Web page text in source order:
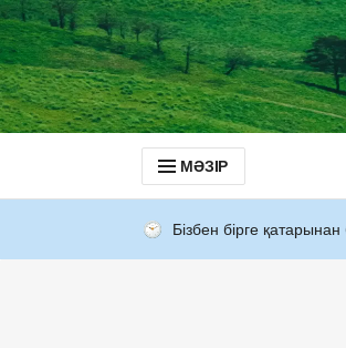
МӘЗІР
Бізбен бірге қатарынан